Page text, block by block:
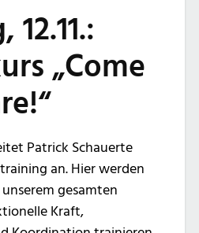
12.11.:
„Come
Patrick Schauerte
an. Hier werden
gesamten
Kraft,